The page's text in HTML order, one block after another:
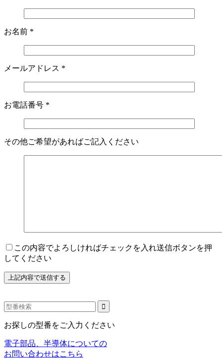
お名前 *
メールアドレス *
お電話番号 *
その他ご希望があればご記入ください
この内容でよろしければチェックを入れ送信ボタンを押
してください
お探しの型番をご入力ください
電子部品、半導体についての
お問い合わせはこちら